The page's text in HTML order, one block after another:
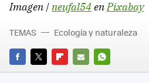
Imagen |neufal54enPixabay
FACEBOOK
TWITTERFLIPBOARD
E-
WHATSAPP
TEMAS Ecología y naturaleza